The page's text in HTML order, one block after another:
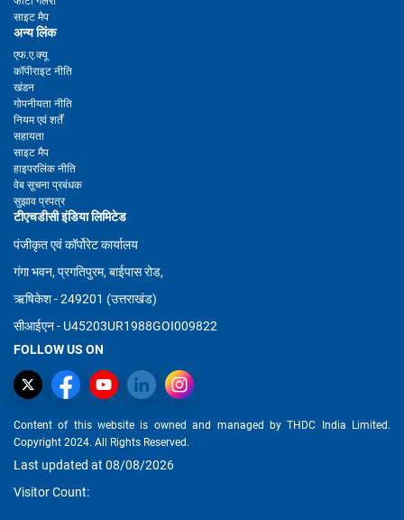
साइट मैप
अन्य लिंक
एफ.ए.क्यू
कॉपीराइट नीति
खंडन
गोपनीयता नीति
नियम एवं शर्तें
सहायता
साइट मैप
हाइपरलिंक नीति
वेब सूचना प्रबंधक
सुझाव प्रपत्र
टीएचडीसी इंडिया लिमिटेड
पंजीकृत एवं कॉर्पोरेट कार्यालय
गंगा भवन, प्रगतिपुरम, बाईपास रोड,
ऋषिकेश - 249201 (उत्तराखंड)
सीआईएन - U45203UR1988GOI009822
FOLLOW US ON
Content of this website is owned and managed by THDC India Limited.
Copyright 2024. All Rights Reserved.
Last updated at 08/08/2026
Visitor Count: